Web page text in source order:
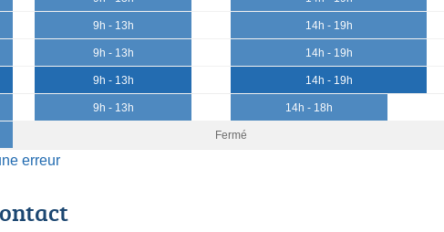
9h - 13h 14h - 19h
9h - 13h 14h - 19h
9h - 13h 14h - 19h
9h - 13h 14h - 18h
Fermé
erreur